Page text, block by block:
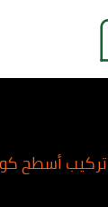
تركيب أسطح